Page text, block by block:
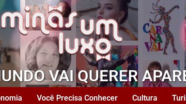
VAI QUERER
Você Precisa Conhecer Cultura